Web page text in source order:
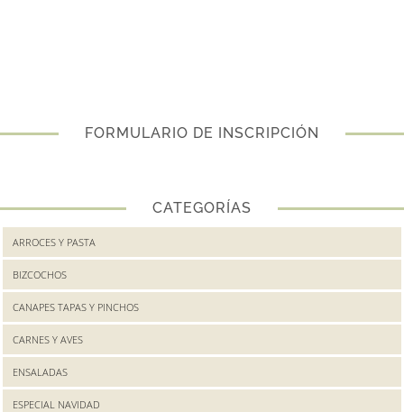
FORMULARIO DE INSCRIPCIÓN
CATEGORÍAS
ARROCES Y PASTA
BIZCOCHOS
CANAPES TAPAS Y PINCHOS
CARNES Y AVES
ENSALADAS
ESPECIAL NAVIDAD